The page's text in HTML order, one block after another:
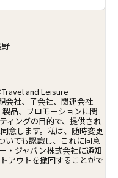
and Leisure
会社、子会社、関連会社
製品、プロモーションに関
ィングの目的で、提供され
意します。私は、随時変更
いても認識し、これに同意
・ジャパン株式会社に通知
アウトを撤回することがで